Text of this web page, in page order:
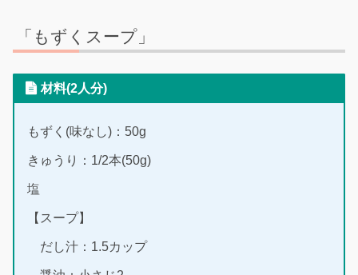
「もずくスープ」
材料(2人分)
もずく(味なし)：50g
きゅうり：1/2本(50g)
塩
【スープ】
だし汁：1.5カップ